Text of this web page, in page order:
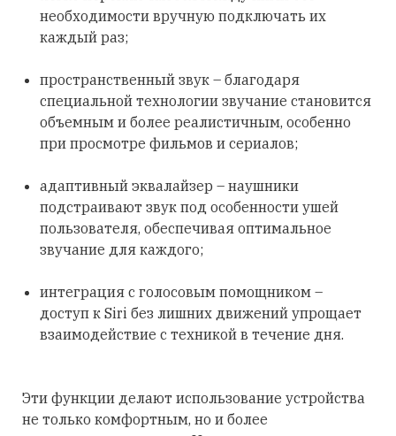
необходимости вручную подключать их
каждый раз;
пространственный звук – благодаря
специальной технологии звучание становится
объемным и более реалистичным, особенно
при просмотре фильмов и сериалов;
адаптивный эквалайзер – наушники
подстраивают звук под особенности ушей
пользователя, обеспечивая оптимальное
звучание для каждого;
интеграция с голосовым помощником –
доступ к Siri без лишних движений упрощает
взаимодействие с техникой в течение дня.
Эти функции делают использование устройства
не только комфортным, но и более